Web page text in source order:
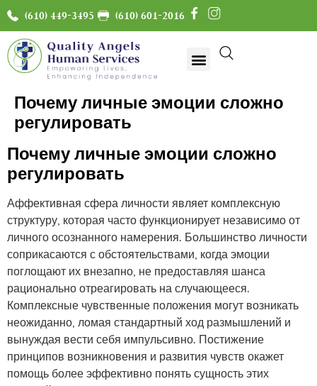
(610) 449-3495 (610) 601-2016
Почему личные эмоции сложно
регулировать
Почему личные эмоции сложно
регулировать
Аффективная сфера личности являет комплексную
структуру, которая часто функционирует независимо от
личного осознанного намерения. Большинство личности
соприкасаются с обстоятельствами, когда эмоции
поглощают их внезапно, не предоставляя шанса
рационально отреагировать на случающееся.
Комплексные чувственные положения могут возникать
неожиданно, ломая стандартный ход размышлений и
вынуждая вести себя импульсивно. Постижение
принципов возникновения и развития чувств окажет
помощь более эффективно понять сущность этих